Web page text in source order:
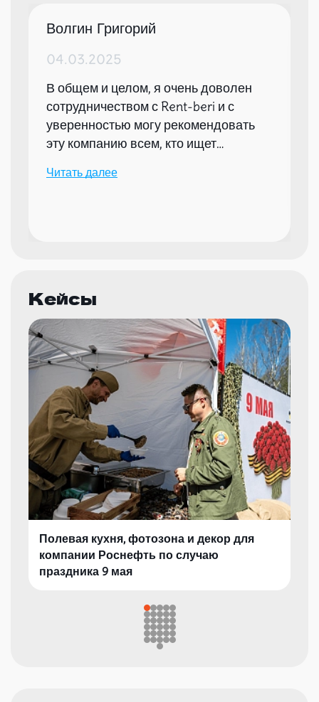
Волгин Григорий
04.03.2025
В общем и целом, я очень доволен
сотрудничеством с Rent-beri и с
уверенностью могу рекомендовать
эту компанию всем, кто ищет
мероприятий.
Читать далее
Кейсы
Полевая кухня, фотозона и декор для
компании Роснефть по случаю
праздника 9 мая